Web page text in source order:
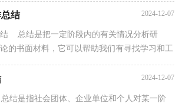
结 2024-12-07
结 总结是把一定阶段内的有关情况分析研
的书面材料，它可以帮助我们有寻找学习和工
心来好好写写总结吧。总结你想...
2024-12-07
结是指社会团体、企业单位和个人对某一阶